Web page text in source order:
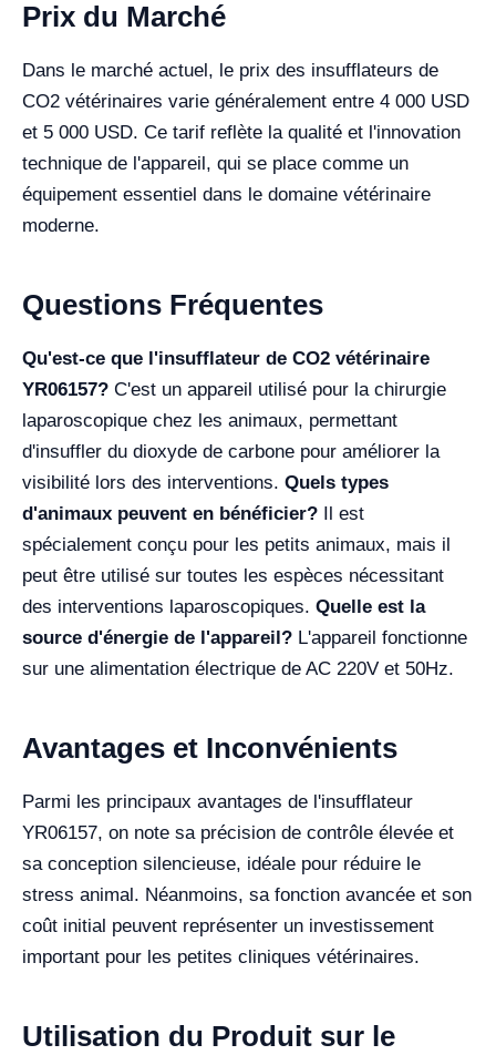
Prix du Marché
Dans le marché actuel, le prix des insufflateurs de
CO2 vétérinaires varie généralement entre 4 000 USD
et 5 000 USD. Ce tarif reflète la qualité et l'innovation
technique de l'appareil, qui se place comme un
équipement essentiel dans le domaine vétérinaire
moderne.
Questions Fréquentes
Qu'est-ce que l'insufflateur de CO2 vétérinaire
YR06157? C'est un appareil utilisé pour la chirurgie
laparoscopique chez les animaux, permettant
d'insuffler du dioxyde de carbone pour améliorer la
visibilité lors des interventions. Quels types
d'animaux peuvent en bénéficier? Il est
spécialement conçu pour les petits animaux, mais il
peut être utilisé sur toutes les espèces nécessitant
des interventions laparoscopiques. Quelle est la
source d'énergie de l'appareil? L'appareil fonctionne
sur une alimentation électrique de AC 220V et 50Hz.
Avantages et Inconvénients
Parmi les principaux avantages de l'insufflateur
YR06157, on note sa précision de contrôle élevée et
sa conception silencieuse, idéale pour réduire le
stress animal. Néanmoins, sa fonction avancée et son
coût initial peuvent représenter un investissement
important pour les petites cliniques vétérinaires.
Utilisation du Produit sur le